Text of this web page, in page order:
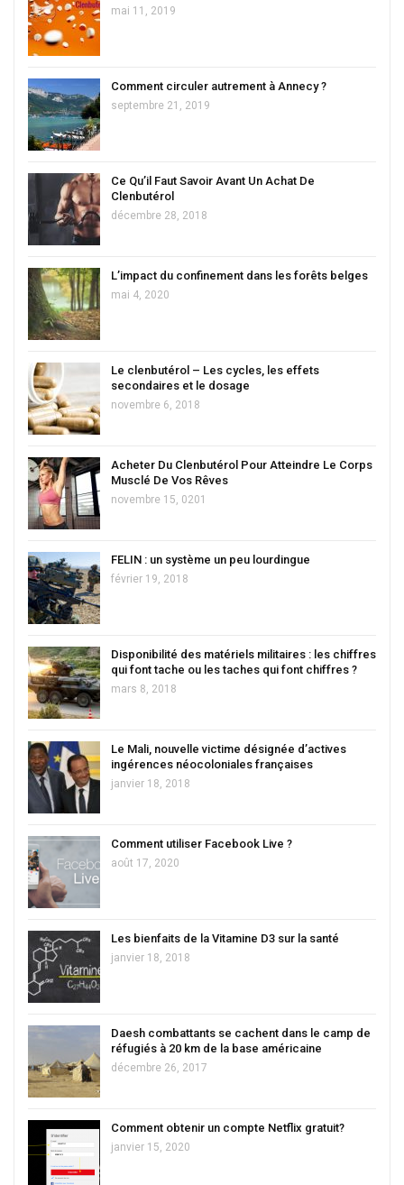
mai 11, 2019
Comment circuler autrement à Annecy ?
septembre 21, 2019
Ce Qu’il Faut Savoir Avant Un Achat De
Clenbutérol
décembre 28, 2018
L’impact du confinement dans les forêts belges
mai 4, 2020
Le clenbutérol – Les cycles, les effets
secondaires et le dosage
novembre 6, 2018
Acheter Du Clenbutérol Pour Atteindre Le Corps
Musclé De Vos Rêves
novembre 15, 0201
FELIN : un système un peu lourdingue
février 19, 2018
Disponibilité des matériels militaires : les chiffres
qui font tache ou les taches qui font chiffres ?
mars 8, 2018
Le Mali, nouvelle victime désignée d’actives
ingérences néocoloniales françaises
janvier 18, 2018
Comment utiliser Facebook Live ?
août 17, 2020
Les bienfaits de la Vitamine D3 sur la santé
janvier 18, 2018
Daesh combattants se cachent dans le camp de
réfugiés à 20 km de la base américaine
décembre 26, 2017
Comment obtenir un compte Netflix gratuit?
janvier 15, 2020